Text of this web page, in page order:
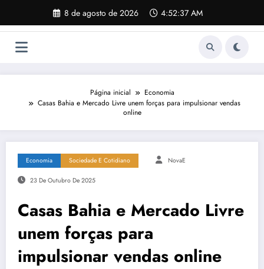
o
8 de agosto de 2026 4:52:38 AM
Página inicial
Economia
Casas Bahia e Mercado Livre unem forças para impulsionar vendas
online
Economia Sociedade E Cotidiano NovaE
23 De Outubro De 2025
Casas Bahia e Mercado Livre
unem forças para
impulsionar vendas online